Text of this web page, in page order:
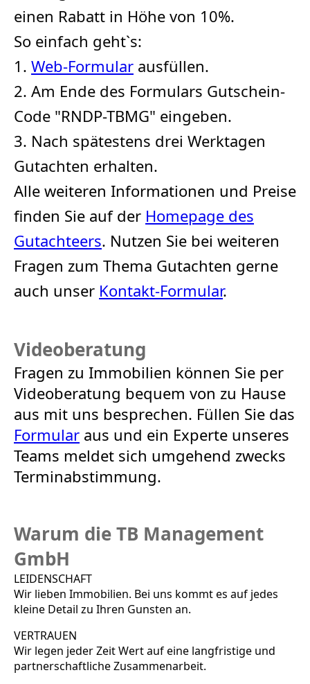
einen Rabatt in Höhe von 10%.
So einfach geht`s:
1. Web-Formular ausfüllen.
2. Am Ende des Formulars Gutschein-
Code "RNDP-TBMG" eingeben.
3. Nach spätestens drei Werktagen
Gutachten erhalten.
Alle weiteren Informationen und Preise
finden Sie auf der Homepage des
Gutachteers. Nutzen Sie bei weiteren
Fragen zum Thema Gutachten gerne
auch unser Kontakt-Formular.
Videoberatung
Fragen zu Immobilien können Sie per
Videoberatung bequem von zu Hause
aus mit uns besprechen. Füllen Sie das
Formular aus und ein Experte unseres
Teams meldet sich umgehend zwecks
Terminabstimmung.
Warum die TB Management
GmbH
LEIDENSCHAFT
Wir lieben Immobilien. Bei uns kommt es auf jedes
kleine Detail zu Ihren Gunsten an.
VERTRAUEN
Wir legen jeder Zeit Wert auf eine langfristige und
partnerschaftliche Zusammenarbeit.